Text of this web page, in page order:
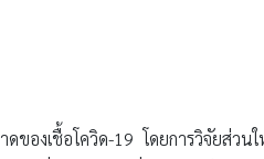
ของเชื้อโควิด-19 โดยการวิจัยส่วน